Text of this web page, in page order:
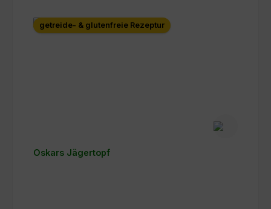
getreide- & glutenfreie Rezeptur
Oskars Jägertopf